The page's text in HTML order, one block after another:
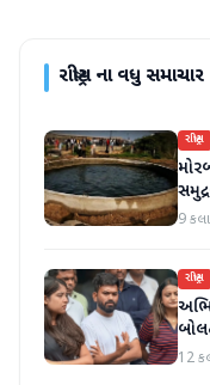
રાષ્ટ્રીયના વધુ સમાચાર
રાષ્ટ્રીય
9
રાષ્ટ્રીય
12